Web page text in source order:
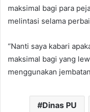
maksimal bagi para
melintasi selama
“Nanti saya kabari
maksimal bagi yang
menggunakan
Dinas PU